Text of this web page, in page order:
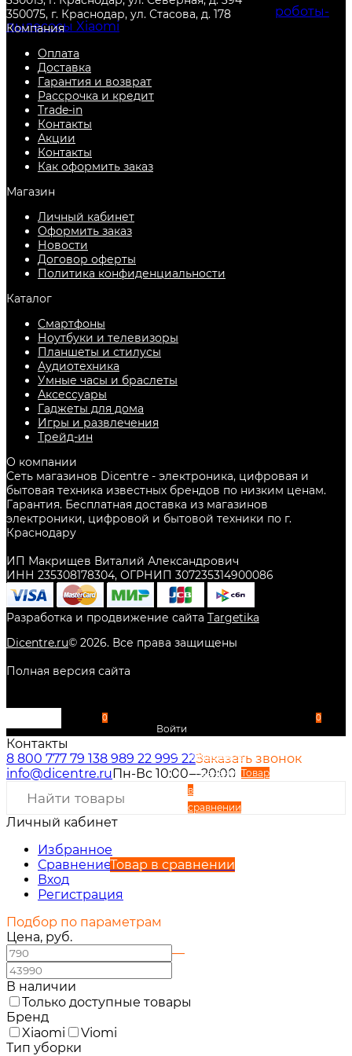
недорого и другие товары из категории роботы-
пылесосы Xiaomi
городеКраснодар
350075, г. Краснодар, ул. Стасова, д. 178
Компания
Оплата
Доставка
Гарантия и возврат
Рассрочка и кредит
Trade-in
Контакты
Акции
Контакты
Как оформить заказ
Магазин
Личный кабинет
Оформить заказ
Новости
Договор оферты
Политика конфиденциальности
Каталог
Смартфоны
Ноутбуки и телевизоры
Планшеты и стилусы
Аудиотехника
Умные часы и браслеты
Аксессуары
Гаджеты для дома
Игры и развлечения
Трейд-ин
О компании
Сеть магазинов Dicentre - электроника, цифровая и
бытовая техника известных брендов по низким ценам.
Гарантия. Бесплатная доставка из магазинов
электроники, цифровой и бытовой техники по г.
Краснодару
ИП Макрищев Виталий Александрович
ИНН 235308178304, ОГРНИП 307235314900086
Разработка и продвижение сайта Targetika
Dicentre.ru© 2026. Все права защищены
Полная версия сайта
0
Войти
Избранное
Сравнение Товар
в
сравнении
0
Контакты
8 800 777 79 138 989 22 999 22Заказать звонок
info@dicentre.ru Пн-Вс 10:00—20:00
Личный кабинет
Избранное
СравнениеТовар в сравнении
Вход
Регистрация
Подбор по параметрам
Цена, руб.
—
В наличии
Только доступные товары
Бренд
Xiaomi
Viomi
Тип уборки